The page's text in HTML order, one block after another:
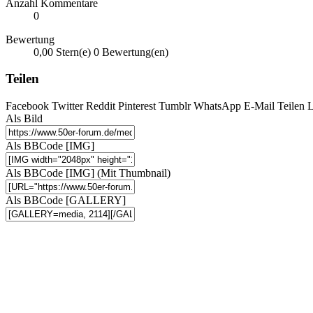
Anzahl Kommentare
0
Bewertung
0,00 Stern(e) 0 Bewertung(en)
Teilen
Facebook Twitter Reddit Pinterest Tumblr WhatsApp E-Mail Teilen
Als Bild
Als BBCode [IMG]
Als BBCode [IMG] (Mit Thumbnail)
Als BBCode [GALLERY]